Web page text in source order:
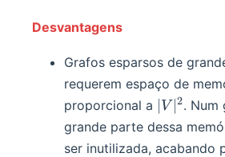
Desvantagens
Grafos esparsos de
requerem espaço de
proporcional a |V|^2
V ∣2. Num
grande parte dessa
ser inutilizada, acabando